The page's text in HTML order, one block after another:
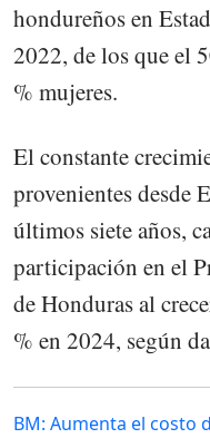
hondureños en
2022, de los que el
% mujeres.
El constante
provenientes desde
últimos siete años,
participación en el
de Honduras al
% en 2024, según
BM: Aumenta el costo